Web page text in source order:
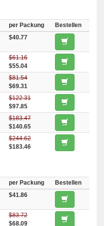
per Packung
Bestellen
$40.77
$61.16
$55.04
$81.54
$69.31
$122.31
$97.85
$183.47
$140.65
$244.62
$183.46
per Packung
Bestellen
$41.86
$83.72
$68.09